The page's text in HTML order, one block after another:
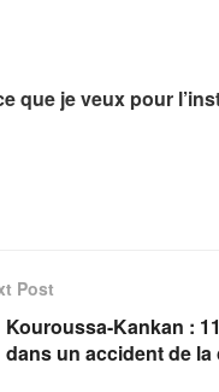
que je veux pour
Post
Kouroussa-Kankan :
dans un accident de